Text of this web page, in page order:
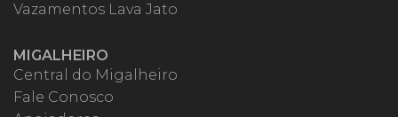
Vazamentos Lava Jato
MIGALHEIRO
Central do Migalheiro
Fale Conosco